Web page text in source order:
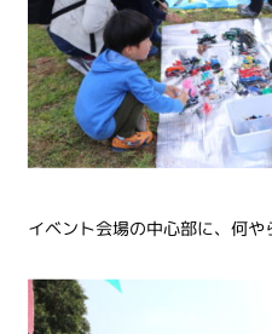
イベント会場の中心部に、何や